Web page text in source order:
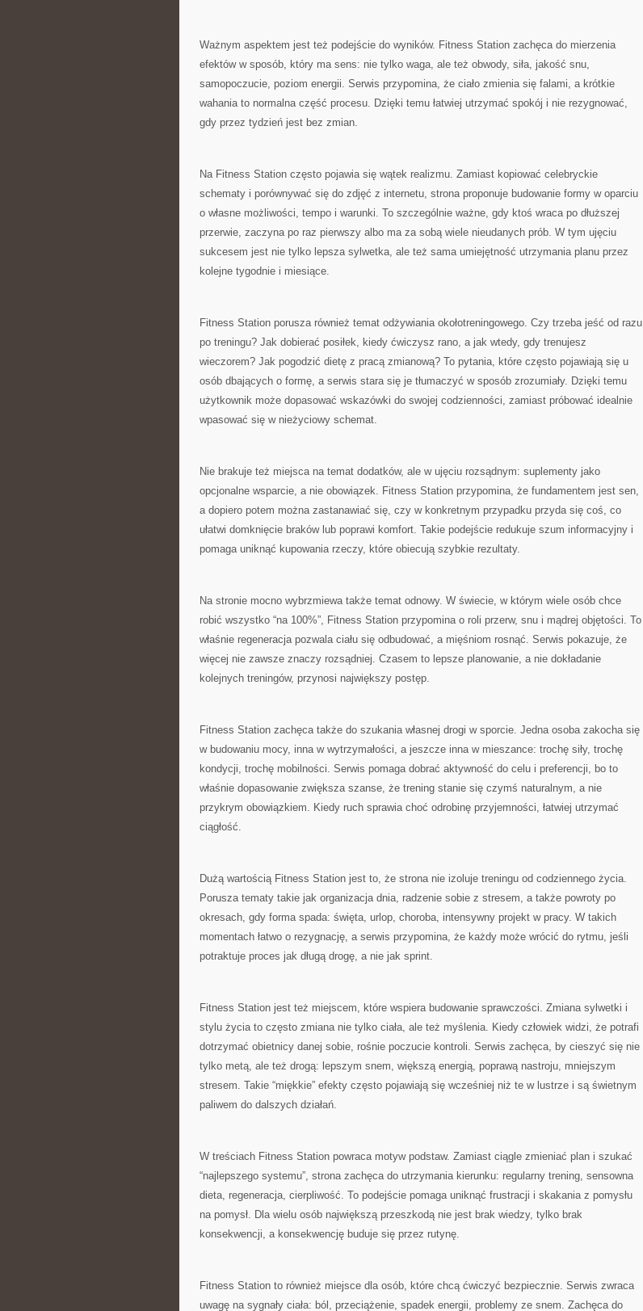
Ważnym aspektem jest też podejście do wyników. Fitness Station zachęca do mierzenia
efektów w sposób, który ma sens: nie tylko waga, ale też obwody, siła, jakość snu,
samopoczucie, poziom energii. Serwis przypomina, że ciało zmienia się falami, a krótkie
wahania to normalna część procesu. Dzięki temu łatwiej utrzymać spokój i nie rezygnować,
gdy przez tydzień jest bez zmian.
Na Fitness Station często pojawia się wątek realizmu. Zamiast kopiować celebryckie
schematy i porównywać się do zdjęć z internetu, strona proponuje budowanie formy w oparciu
o własne możliwości, tempo i warunki. To szczególnie ważne, gdy ktoś wraca po dłuższej
przerwie, zaczyna po raz pierwszy albo ma za sobą wiele nieudanych prób. W tym ujęciu
sukcesem jest nie tylko lepsza sylwetka, ale też sama umiejętność utrzymania planu przez
kolejne tygodnie i miesiące.
Fitness Station porusza również temat odżywiania okołotreningowego. Czy trzeba jeść od razu
po treningu? Jak dobierać posiłek, kiedy ćwiczysz rano, a jak wtedy, gdy trenujesz
wieczorem? Jak pogodzić dietę z pracą zmianową? To pytania, które często pojawiają się u
osób dbających o formę, a serwis stara się je tłumaczyć w sposób zrozumiały. Dzięki temu
użytkownik może dopasować wskazówki do swojej codzienności, zamiast próbować idealnie
wpasować się w nieżyciowy schemat.
Nie brakuje też miejsca na temat dodatków, ale w ujęciu rozsądnym: suplementy jako
opcjonalne wsparcie, a nie obowiązek. Fitness Station przypomina, że fundamentem jest sen,
a dopiero potem można zastanawiać się, czy w konkretnym przypadku przyda się coś, co
ułatwi domknięcie braków lub poprawi komfort. Takie podejście redukuje szum informacyjny i
pomaga uniknąć kupowania rzeczy, które obiecują szybkie rezultaty.
Na stronie mocno wybrzmiewa także temat odnowy. W świecie, w którym wiele osób chce
robić wszystko “na 100%”, Fitness Station przypomina o roli przerw, snu i mądrej objętości. To
właśnie regeneracja pozwala ciału się odbudować, a mięśniom rosnąć. Serwis pokazuje, że
więcej nie zawsze znaczy rozsądniej. Czasem to lepsze planowanie, a nie dokładanie
kolejnych treningów, przynosi największy postęp.
Fitness Station zachęca także do szukania własnej drogi w sporcie. Jedna osoba zakocha się
w budowaniu mocy, inna w wytrzymałości, a jeszcze inna w mieszance: trochę siły, trochę
kondycji, trochę mobilności. Serwis pomaga dobrać aktywność do celu i preferencji, bo to
właśnie dopasowanie zwiększa szanse, że trening stanie się czymś naturalnym, a nie
przykrym obowiązkiem. Kiedy ruch sprawia choć odrobinę przyjemności, łatwiej utrzymać
ciągłość.
Dużą wartością Fitness Station jest to, że strona nie izoluje treningu od codziennego życia.
Porusza tematy takie jak organizacja dnia, radzenie sobie z stresem, a także powroty po
okresach, gdy forma spada: święta, urlop, choroba, intensywny projekt w pracy. W takich
momentach łatwo o rezygnację, a serwis przypomina, że każdy może wrócić do rytmu, jeśli
potraktuje proces jak długą drogę, a nie jak sprint.
Fitness Station jest też miejscem, które wspiera budowanie sprawczości. Zmiana sylwetki i
stylu życia to często zmiana nie tylko ciała, ale też myślenia. Kiedy człowiek widzi, że potrafi
dotrzymać obietnicy danej sobie, rośnie poczucie kontroli. Serwis zachęca, by cieszyć się nie
tylko metą, ale też drogą: lepszym snem, większą energią, poprawą nastroju, mniejszym
stresem. Takie “miękkie” efekty często pojawiają się wcześniej niż te w lustrze i są świetnym
paliwem do dalszych działań.
W treściach Fitness Station powraca motyw podstaw. Zamiast ciągle zmieniać plan i szukać
“najlepszego systemu”, strona zachęca do utrzymania kierunku: regularny trening, sensowna
dieta, regeneracja, cierpliwość. To podejście pomaga uniknąć frustracji i skakania z pomysłu
na pomysł. Dla wielu osób największą przeszkodą nie jest brak wiedzy, tylko brak
konsekwencji, a konsekwencję buduje się przez rutynę.
Fitness Station to również miejsce dla osób, które chcą ćwiczyć bezpiecznie. Serwis zwraca
uwagę na sygnały ciała: ból, przeciążenie, spadek energii, problemy ze snem. Zachęca do